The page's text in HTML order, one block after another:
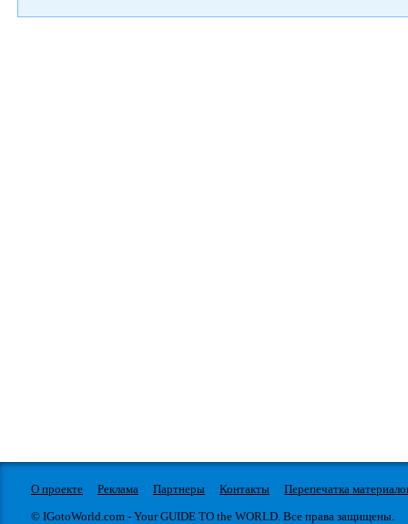
О проекте Реклама Партнеры Контакты
Перепечатка
© IGotoWorld.com - Your GUIDE TO the WORLD. Все права защищены.